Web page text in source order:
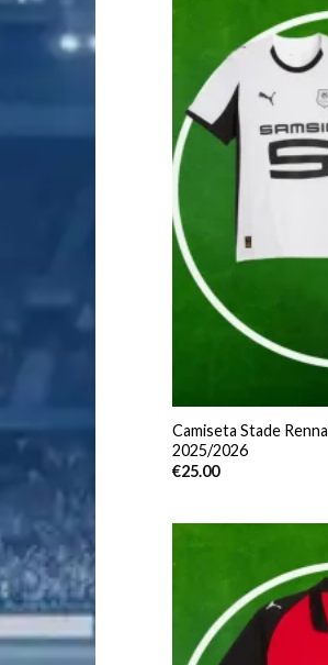
Camiseta Stade
2025/2026
€25.00